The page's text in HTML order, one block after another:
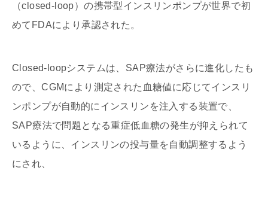
（closed-loop）の携帯型インスリンポンプが世界で初
めてFDAにより承認された。
Closed-loopシステムは、SAP療法がさらに進化したも
ので、CGMにより測定された血糖値に応じてインスリ
ンポンプが自動的にインスリンを注入する装置で、
SAP療法で問題となる重症低血糖の発生が抑えられて
いるように、インスリンの投与量を自動調整するよう
にされ、